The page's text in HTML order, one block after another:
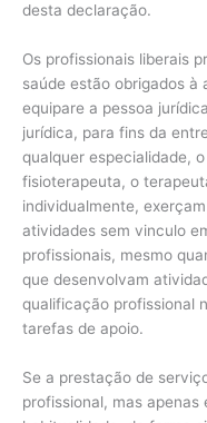
desta declaração.
Os profissionais liberais
saúde estão obrigados à
equipare a pessoa
jurídica, para fins da
qualquer especialidade,
fisioterapeuta, o
individualmente,
atividades sem vinculo
profissionais, mesmo
que desenvolvam
qualificação profissional
tarefas de apoio.
Se a prestação de
profissional, mas